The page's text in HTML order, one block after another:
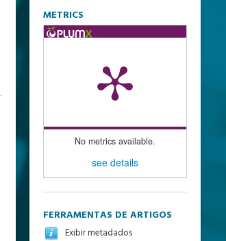
METRICS
No metrics available.
see details
FERRAMENTAS DE ARTIGOS
Exibir metadados